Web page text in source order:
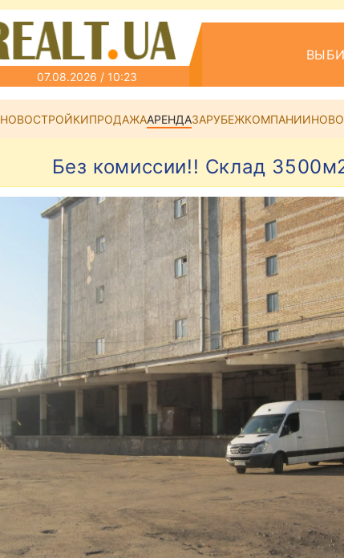
07.08.2026 / 10:23
НОВОСТРОЙКИПРОДАЖААРЕНДАЗАРУБЕЖКОМПАНИИ
Без комиссии!! Склад